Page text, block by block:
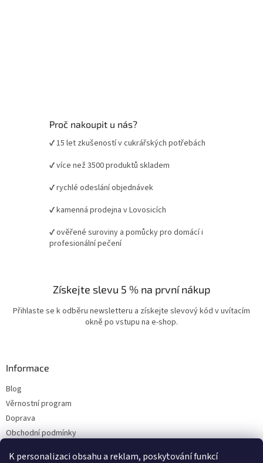
K personalizaci obsahu a reklam, poskytování funkcí
Proč nakoupit u nás?
✔ 15 let zkušeností v cukrářských potřebách
✔ více než 3500 produktů skladem
✔ rychlé odeslání objednávek
✔ kamenná prodejna v Lovosicích
✔ ověřené suroviny a pomůcky pro domácí i
profesionální pečení
Získejte slevu 5 % na první nákup
Přihlaste se k odběru newsletteru a získejte slevový kód v uvítacím
okně po vstupu na e-shop.
Informace
Blog
Věrnostní program
Doprava
Obchodní podmínky